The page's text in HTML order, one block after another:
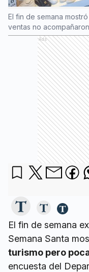
El fin de semana
ventas no
Ads
El fin de semana
Semana Santa
turismo pero
encuesta del